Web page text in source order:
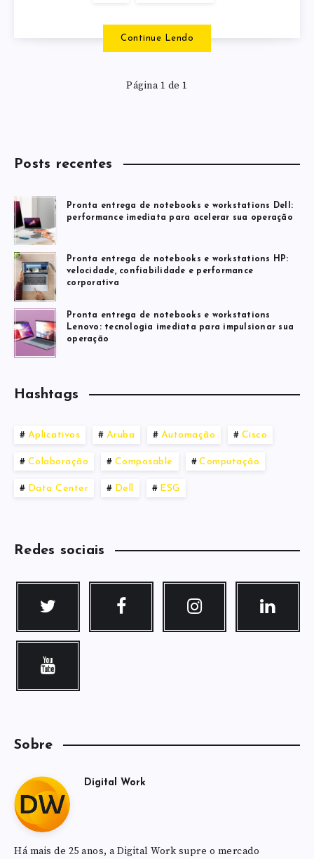
Continue Lendo
Página 1 de 1
Posts recentes
Pronta entrega de notebooks e workstations Dell:
performance imediata para acelerar sua operação
Pronta entrega de notebooks e workstations HP:
velocidade, confiabilidade e performance
corporativa
Pronta entrega de notebooks e workstations
Lenovo: tecnologia imediata para impulsionar sua
operação
Hashtags
Aplicativos Aruba Automação Cisco
Colaboração Composable Computação
Data Center Dell ESG
Redes sociais
Sobre
Digital Work
Há mais de 25 anos, a Digital Work supre o mercado